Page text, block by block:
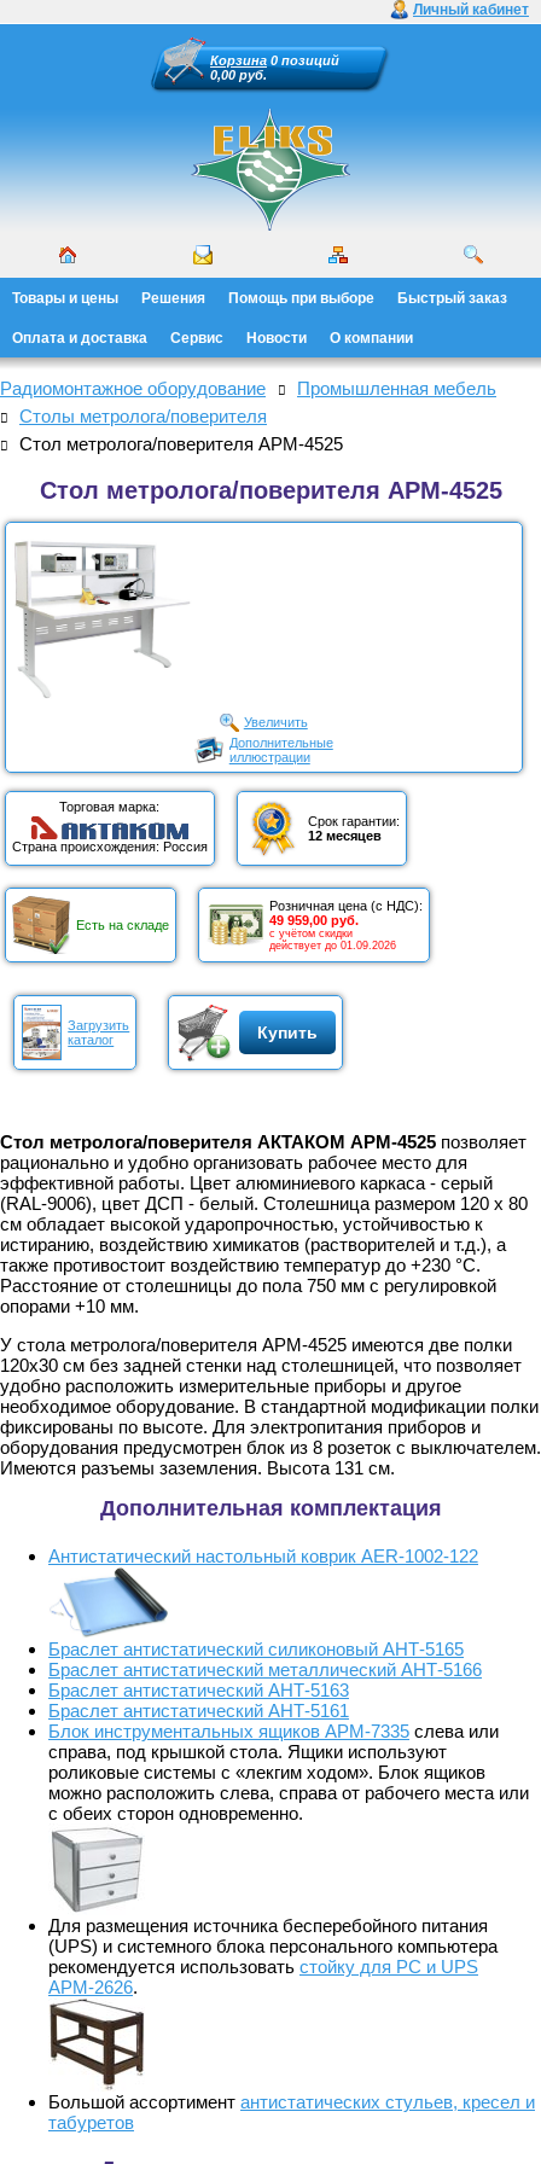
Личный кабинет
Корзина 0 позиций
0,00 руб.
Товары и цены Решения Помощь при выборе Быстрый заказ
Оплата и доставка Сервис Новости О компании
Радиомонтажное оборудование
Промышленная мебель
Столы метролога/поверителя
Стол метролога/поверителя АРМ-4525
Стол метролога/поверителя АРМ-4525
Увеличить
Дополнительные
иллюстрации
Торговая марка:
Страна происхождения: Россия
Срок гарантии:
12 месяцев
Есть на складе
Розничная цена (с НДС):
49 959,00 руб.
с учётом скидки
действует до 01.09.2026
Загрузить
каталог
Купить
Стол метролога/поверителя АКТАКОМ АРМ-4525 позволяет
рационально и удобно организовать рабочее место для
эффективной работы. Цвет алюминиевого каркаса - серый
(RAL-9006), цвет ДСП - белый. Столешница размером 120 x 80
см обладает высокой ударопрочностью, устойчивостью к
истиранию, воздействию химикатов (растворителей и т.д.), а
также противостоит воздействию температур до +230 °C.
Расстояние от столешницы до пола 750 мм с регулировкой
опорами +10 мм.
У стола метролога/поверителя АРМ-4525 имеются две полки
120x30 см без задней стенки над столешницей, что позволяет
удобно расположить измерительные приборы и другое
необходимое оборудование. В стандартной модификации полки
фиксированы по высоте. Для электропитания приборов и
оборудования предусмотрен блок из 8 розеток с выключателем.
Имеются разъемы заземления. Высота 131 см.
Дополнительная комплектация
Антистатический настольный коврик AER-1002-122
Браслет антистатический силиконовый АНТ-5165
Браслет антистатический металлический АНТ-5166
Браслет антистатический АНТ-5163
Браслет антистатический АНТ-5161
Блок инструментальных ящиков АРМ-7335 слева или
справа, под крышкой стола. Ящики используют
роликовые системы с «лекгим ходом». Блок ящиков
можно расположить слева, справа от рабочего места или
с обеих сторон одновременно.
Для размещения источника бесперебойного питания
(UPS) и системного блока персонального компьютера
рекомендуется использовать стойку для PС и UPS
АРМ-2626.
Большой ассортимент антистатических стульев, кресел и
табуретов